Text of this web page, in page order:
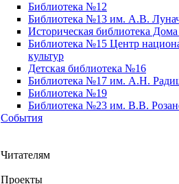
Библиотека №12
Библиотека №13 им. А.В.
Историческая библиотека
Библиотека №15 Центр
культур
Детская библиотека №16
Библиотека №17 им. А.Н.
Библиотека №19
Библиотека №23 им. В.В.
События
Читателям
Проекты